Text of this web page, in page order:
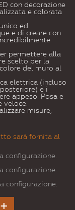
con decorazione
e colorata
ed
e di creare con
permettere alla
scelto per la
del muro al
elettrica (incluso
e i
appeso. Posa e
veloce.
misure,
sarà fornita al
configurazione.
configurazione.
configurazione.